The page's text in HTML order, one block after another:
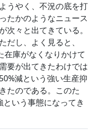
ようやく、不況の底を打
ったかのようなニュース
が次々と出てきている。
ただし、よく見ると、
在庫がなくなりかけて
要が出てきたわけでは
減という強い生産抑
たのである。このた
いう事態になってき